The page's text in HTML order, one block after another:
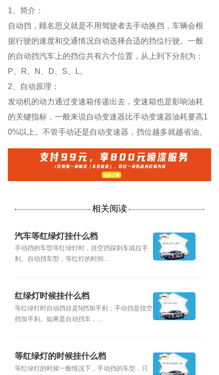
1、简介：
自动挡，顾名思义就是不用驾驶者去手动换挡，车辆会根
据行驶的速度和交通情况自动选择合适的挡位行驶。一般
的自动挡汽车上的挡位共有六个位置，从上到下分别为：
P、R、N、D、S、L。
2、自动原理：
发动机的动力通过变速箱传递出去，变速箱也是影响油耗
的关键指标，一般来说自动变速器比手动变速器油耗要高1
0%以上。不管手动还是自动变速器，挡位越多就越省油。
相关阅读
汽车等红绿灯挂什么档
手动挡的车型等红绿灯时，挂空挡踩刹车或拉手
刹。自动挡车型，等红灯的时间...
红绿灯时候挂什么档
等红绿灯时自动挡挂是N挡加手刹；手动挡是挂空
挡加手刹。如果是自动挡车，...
等红绿灯的时候挂什么档
等红绿灯的时候一般情况下，手动挡的车型，只